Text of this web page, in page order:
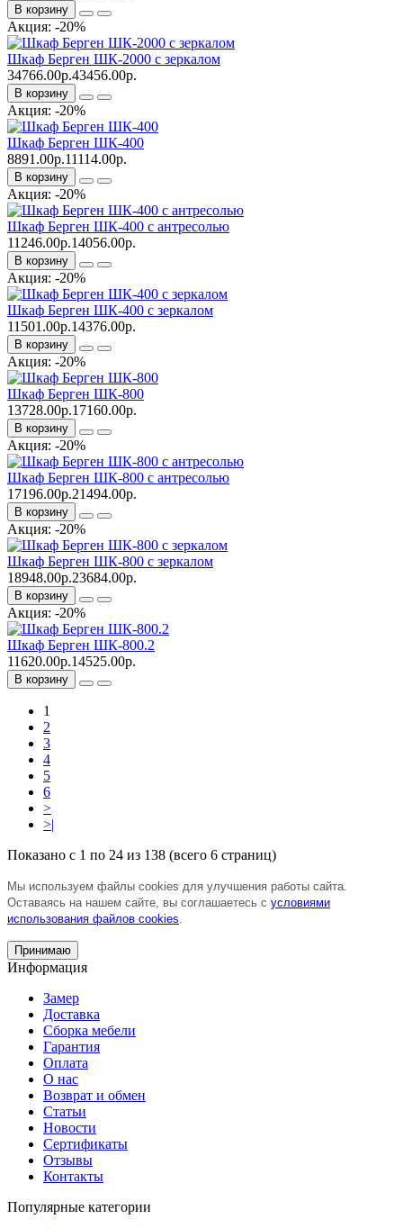
В корзину
Акция: -20%
Шкаф Берген ШК-2000 с зеркалом
34766.00р.43456.00р.
В корзину
Акция: -20%
Шкаф Берген ШК-400
8891.00р.11114.00р.
В корзину
Акция: -20%
Шкаф Берген ШК-400 с антресолью
11246.00р.14056.00р.
В корзину
Акция: -20%
Шкаф Берген ШК-400 с зеркалом
11501.00р.14376.00р.
В корзину
Акция: -20%
Шкаф Берген ШК-800
13728.00р.17160.00р.
В корзину
Акция: -20%
Шкаф Берген ШК-800 с антресолью
17196.00р.21494.00р.
В корзину
Акция: -20%
Шкаф Берген ШК-800 с зеркалом
18948.00р.23684.00р.
В корзину
Акция: -20%
Шкаф Берген ШК-800.2
11620.00р.14525.00р.
В корзину
1
2
3
4
5
6
>
>|
Показано с 1 по 24 из 138 (всего 6 страниц)
Мы используем файлы cookies для улучшения работы сайта.
Оставаясь на нашем сайте, вы соглашаетесь с условиями
использования файлов cookies
Принимаю
Информация
Замер
Доставка
Сборка мебели
Гарантия
Оплата
О нас
Возврат и обмен
Статьи
Новости
Сертификаты
Отзывы
Контакты
Популярные категории